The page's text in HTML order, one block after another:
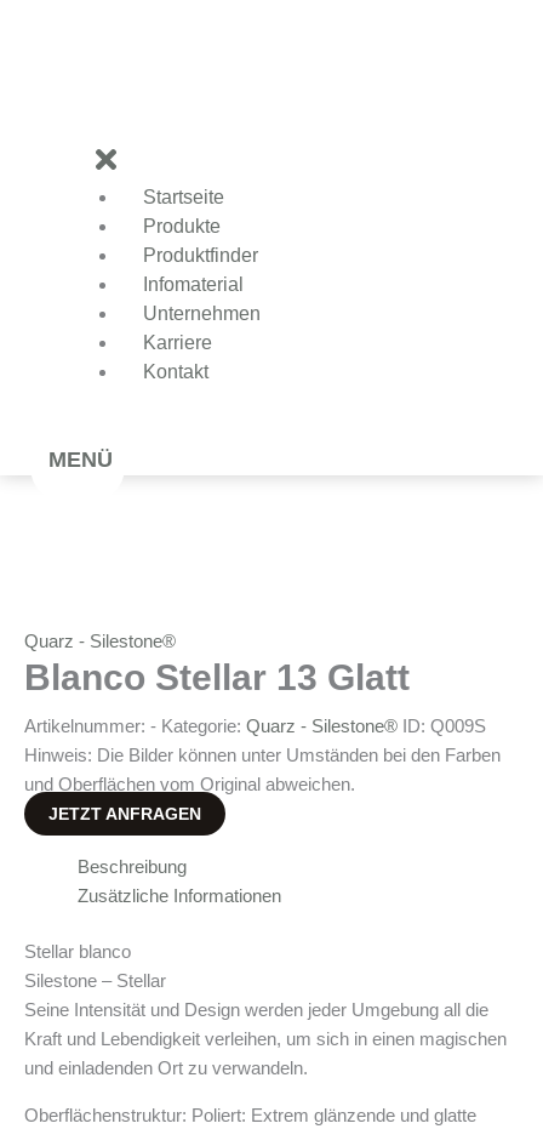
Startseite
Produkte
Produktfinder
Infomaterial
Unternehmen
Karriere
Kontakt
MENÜ
Quarz - Silestone®
Blanco Stellar 13 Glatt
Artikelnummer: - Kategorie: Quarz - Silestone® ID: Q009S
Hinweis: Die Bilder können unter Umständen bei den Farben
und Oberflächen vom Original abweichen.
JETZT ANFRAGEN
Beschreibung
Zusätzliche Informationen
Stellar blanco
Silestone – Stellar
Seine Intensität und Design werden jeder Umgebung all die
Kraft und Lebendigkeit verleihen, um sich in einen magischen
und einladenden Ort zu verwandeln.
Oberflächenstruktur: Poliert: Extrem glänzende und glatte